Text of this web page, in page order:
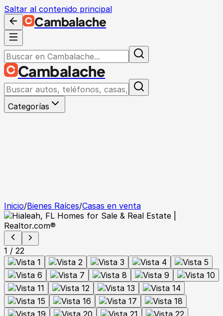
Saltar al contenido principal
Cambalache
Cambalache
Categorías
Inicio/Bienes Raíces/Casas en venta
1 / 22